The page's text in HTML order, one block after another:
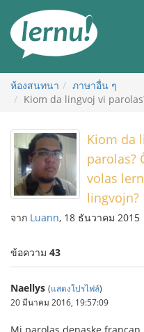
สารบัญ
ห้องสนทนา
ภาษาอื่น ๆ
Kiom da lingvoj vi
Kiom da
parolas?
volas
lingvojn?
จาก Luann, 18 ธันวาคม 2015
ข้อความ 43
Naellys (แสดงโปรไฟล์)
20 มีนาคม 2016, 19:57:09